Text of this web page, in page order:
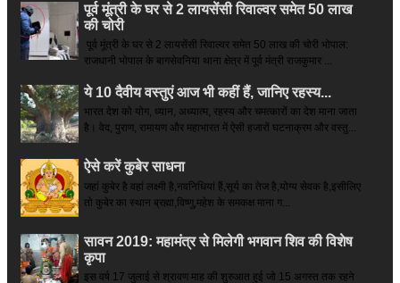
पूर्व मूंत्री के घर से 2 लायसेंसी रिवाल्वर समेत 50 लाख
की चोरी
पूर्व मूंत्री के घर से 2 लायसेंसी रिवाल्वर समेत 50 लाख की चोरी भोपाल:
राजधानी भोपाल के बागसेवनिया थाना क्षेत्र में पूर्व मंत्री राजकुमार ...
ये 10 दैवीय वस्तुएं आज भी कहीं हैं, जानिए रहस्य...
भारत देश को योग, ध्यान, अध्यात्म, रहस्य और चमत्कारों का देश माना जाता
है। वेद, पुराण, रामायण और महाभारत में ऐसी हजारों घटनाक्रम और वस्तु...
ऐसे करें कुबेर साधना
जहां कुबेर है­ वहां लक्ष्मी है,नवनिधियां हैं,सूर्य का तेज है,योग्य सेवक है,इसीलिए
तो कुबेर का स्थान ब्रह्मा,विष्णु,महेश के समकक्ष माना ग...
सावन 2019: महामंत्र से मिलेगी भगवान शिव की विशेष
कृपा
इस वर्ष 17 जुलाई से श्रावण माह की शुरुआत हुई जो 15 अगस्त तक रहने